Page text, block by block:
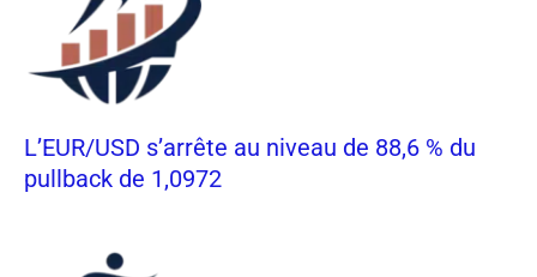
L’EUR/USD s’arrête au niveau de 88,6 % du
pullback de 1,0972